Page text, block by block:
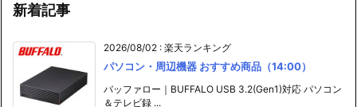
新着記事
2026/08/02 : 楽天ランキング
パソコン・周辺機器 おすすめ商品（14:00）
バッファロー｜BUFFALO USB 3.2(Gen1)対応 パソコン
＆テレビ録 ...